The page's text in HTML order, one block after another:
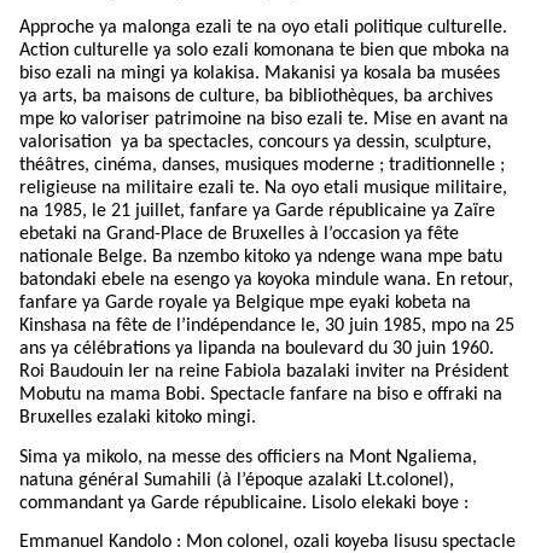
Approche ya malonga ezali te na oyo etali politique culturelle.
Action culturelle ya solo ezali komonana te bien que mboka na
biso ezali na mingi ya kolakisa. Makanisi ya kosala ba musées
ya arts, ba maisons de culture, ba bibliothèques, ba archives
mpe ko valoriser patrimoine na biso ezali te. Mise en avant na
valorisation ya ba spectacles, concours ya dessin, sculpture,
théâtres, cinéma, danses, musiques moderne ; traditionnelle ;
religieuse na militaire ezali te. Na oyo etali musique militaire,
na 1985, le 21 juillet, fanfare ya Garde républicaine ya Zaïre
ebetaki na Grand-Place de Bruxelles à l’occasion ya fête
nationale Belge. Ba nzembo kitoko ya ndenge wana mpe batu
batondaki ebele na esengo ya koyoka mindule wana. En retour,
fanfare ya Garde royale ya Belgique mpe eyaki kobeta na
Kinshasa na fête de l’indépendance le, 30 juin 1985, mpo na 25
ans ya célébrations ya lipanda na boulevard du 30 juin 1960.
Roi Baudouin Ier na reine Fabiola bazalaki inviter na Président
Mobutu na mama Bobi. Spectacle fanfare na biso e offraki na
Bruxelles ezalaki kitoko mingi.
Sima ya mikolo, na messe des officiers na Mont Ngaliema,
natuna général Sumahili (à l’époque azalaki Lt.colonel),
commandant ya Garde républicaine. Lisolo elekaki boye :
Emmanuel Kandolo : Mon colonel, ozali koyeba lisusu spectacle